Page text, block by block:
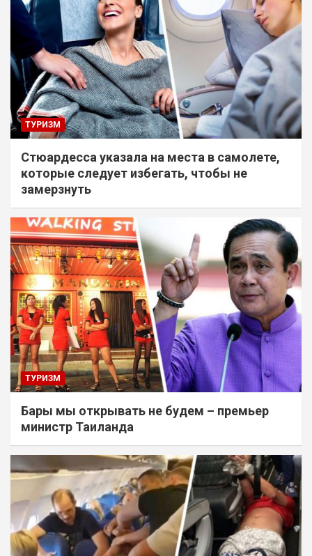
ТУРИЗМ
Стюардесса указала на места в самолете,
которые следует избегать, чтобы не
замерзнуть
ТУРИЗМ
Бары мы открывать не будем – премьер
министр Таиланда